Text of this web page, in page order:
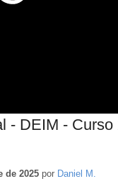
- DEIM - Curso
de 2025por Daniel M.